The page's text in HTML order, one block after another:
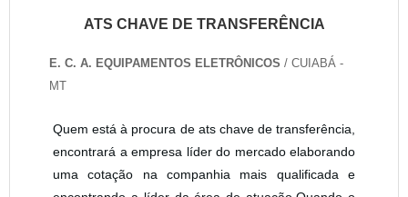
ATS CHAVE DE TRANSFERÊNCIA
E. C. A. EQUIPAMENTOS ELETRÔNICOS / CUIABÁ -
MT
Quem está à procura de ats chave de transferência,
encontrará a empresa líder do mercado elaborando
uma cotação na companhia mais qualificada e